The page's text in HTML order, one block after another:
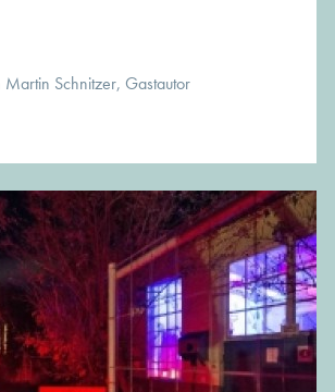
Martin Schnitzer, Gastautor